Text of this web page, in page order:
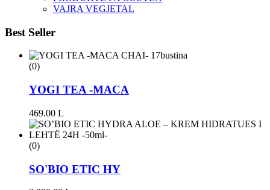
VAJRA VEGJETAL
Best Seller
(0)
YOGI TEA -MACA
469.00 L
(0)
SO'BIO ETIC HY